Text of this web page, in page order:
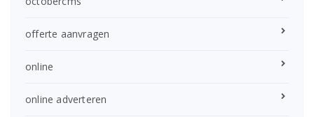
offerte aanvragen
online
online adverteren